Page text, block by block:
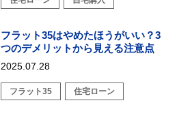
フラット35はやめたほうがいい？3
つのデメリットから見える注意点
2025.07.28
フラット35 住宅ローン